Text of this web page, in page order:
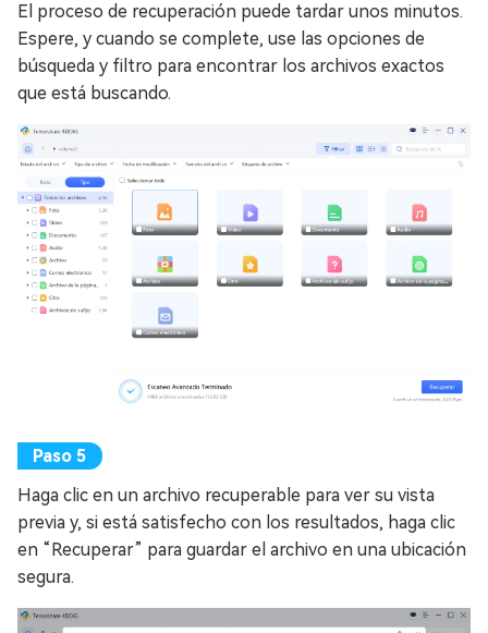
El proceso de recuperación puede tardar unos minutos.
Espere, y cuando se complete, use las opciones de
búsqueda y filtro para encontrar los archivos exactos
que está buscando.
Haga clic en un archivo recuperable para ver su vista
previa y, si está satisfecho con los resultados, haga clic
en “Recuperar” para guardar el archivo en una ubicación
segura.